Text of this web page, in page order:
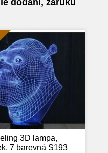
dodání, záruku
3D lampa,
7 barevná S193